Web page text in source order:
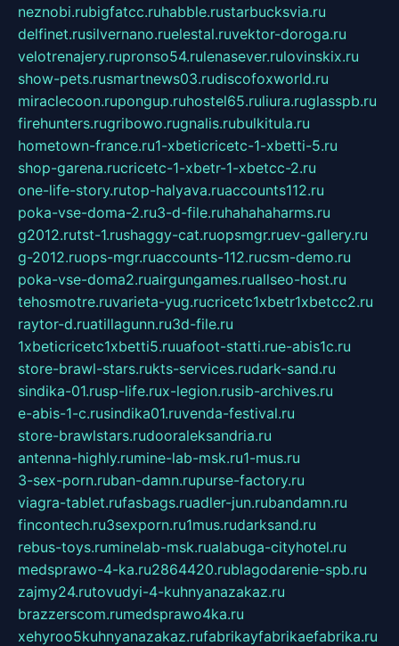
neznobi.rubigfatcc.ruhabble.rustarbucksvia.ru
delfinet.rusilvernano.ruelestal.ruvektor-doroga.ru
velotrenajery.rupronso54.rulenasever.rulovinskix.ru
show-pets.rusmartnews03.rudiscofoxworld.ru
miraclecoon.rupongup.ruhostel65.ruliura.ruglasspb.ru
firehunters.rugribowo.rugnalis.rubulkitula.ru
hometown-france.ru1-xbeticricetc-1-xbetti-5.ru
shop-garena.rucricetc-1-xbetr-1-xbetcc-2.ru
one-life-story.rutop-halyava.ruaccounts112.ru
poka-vse-doma-2.ru3-d-file.ruhahahaharms.ru
g2012.rutst-1.rushaggy-cat.ruopsmgr.ruev-gallery.ru
g-2012.ruops-mgr.ruaccounts-112.rucsm-demo.ru
poka-vse-doma2.ruairgungames.ruallseo-host.ru
tehosmotre.ruvarieta-yug.rucricetc1xbetr1xbetcc2.ru
raytor-d.ruatillagunn.ru3d-file.ru
1xbeticricetc1xbetti5.ruuafoot-statti.rue-abis1c.ru
store-brawl-stars.rukts-services.rudark-sand.ru
sindika-01.rusp-life.rux-legion.rusib-archives.ru
e-abis-1-c.rusindika01.ruvenda-festival.ru
store-brawlstars.rudooraleksandria.ru
antenna-highly.rumine-lab-msk.ru1-mus.ru
3-sex-porn.ruban-damn.rupurse-factory.ru
viagra-tablet.rufasbags.ruadler-jun.rubandamn.ru
fincontech.ru3sexporn.ru1mus.rudarksand.ru
rebus-toys.ruminelab-msk.rualabuga-cityhotel.ru
medsprawo-4-ka.ru2864420.rublagodarenie-spb.ru
zajmy24.rutovudyi-4-kuhnyanazakaz.ru
brazzerscom.rumedsprawo4ka.ru
xehyroo5kuhnyanazakaz.rufabrikayfabrikaefabrika.ru